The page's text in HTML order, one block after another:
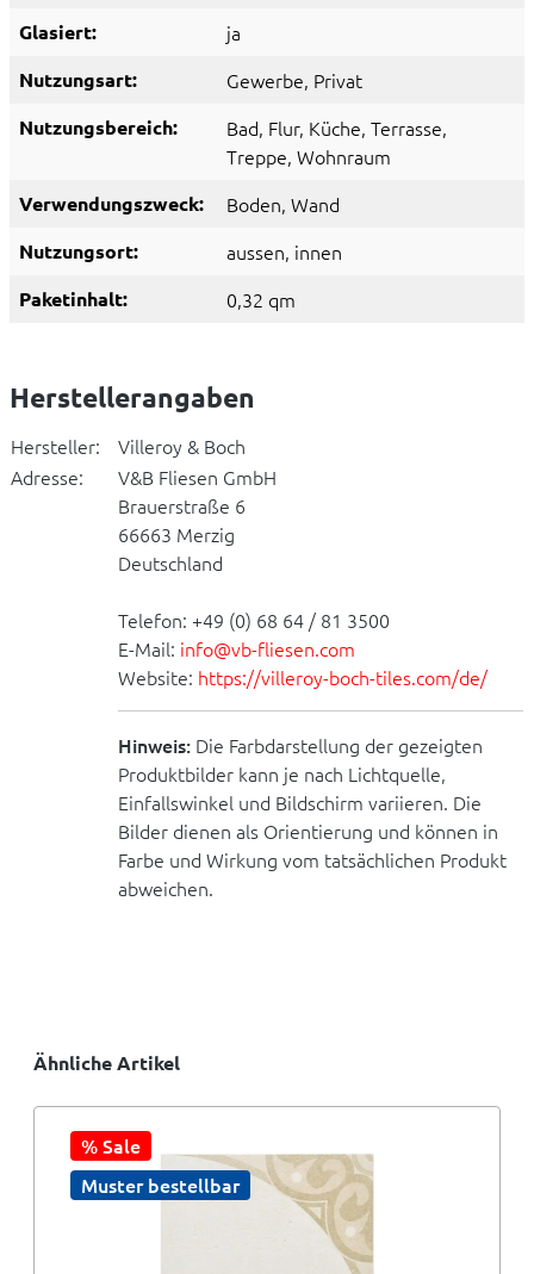
Glasiert: ja
Nutzungsart: Gewerbe, Privat
Nutzungsbereich: Bad, Flur, Küche, Terrasse,
Treppe, Wohnraum
Verwendungszweck: Boden, Wand
Nutzungsort: aussen, innen
Paketinhalt: 0,32 qm
Herstellerangaben
Hersteller:
Villeroy & Boch
Adresse:
V&B Fliesen GmbH
Brauerstraße 6
66663 Merzig
Deutschland
Telefon: +49 (0) 68 64 / 81 3500
E-Mail: info@vb-fliesen.com
Website: https://villeroy-boch-tiles.com/de/
Hinweis: Die Farbdarstellung der gezeigten
Produktbilder kann je nach Lichtquelle,
Einfallswinkel und Bildschirm variieren. Die
Bilder dienen als Orientierung und können in
Farbe und Wirkung vom tatsächlichen Produkt
abweichen.
Ähnliche Artikel
% Sale
Muster bestellbar